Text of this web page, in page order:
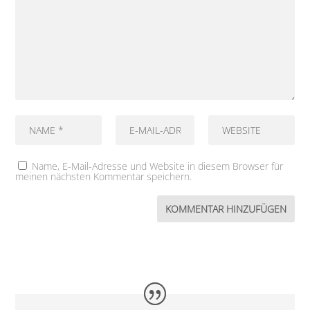
Name, E-Mail-Adresse und Website in diesem Browser für
meinen nächsten Kommentar speichern.